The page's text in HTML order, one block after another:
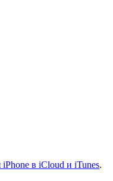
iPhone в iCloud и iTunes.